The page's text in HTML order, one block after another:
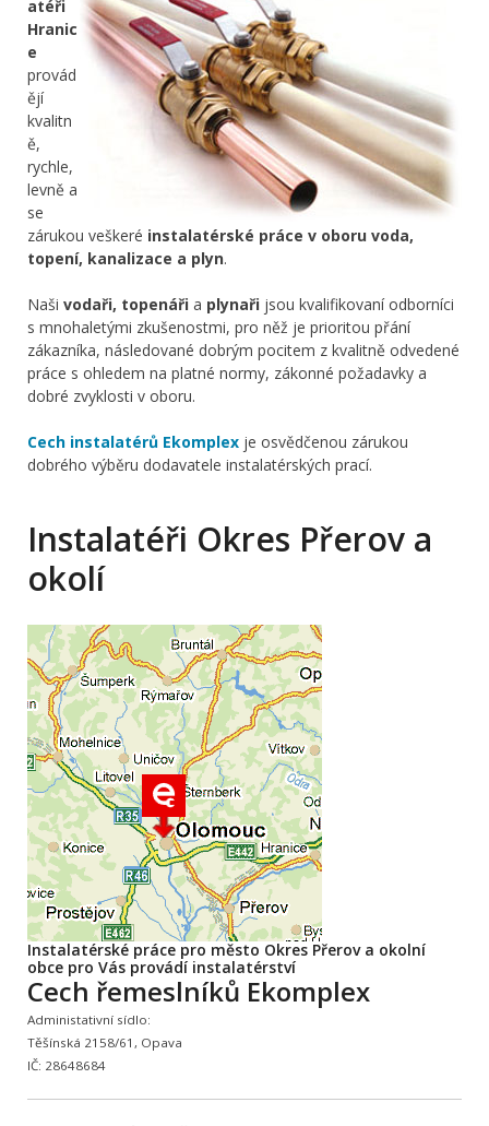
atéři
Hranic
e
provád
ějí
kvalitn
ě,
rychle,
levně a
se
zárukou veškeré instalatérské práce v oboru voda,
topení, kanalizace a plyn.
Naši vodaři, topenáři a plynaři jsou kvalifikovaní odborníci
s mnohaletými zkušenostmi, pro něž je prioritou přání
zákazníka, následované dobrým pocitem z kvalitně odvedené
práce s ohledem na platné normy, zákonné požadavky a
dobré zvyklosti v oboru.
Cech instalatérů Ekomplex je osvědčenou zárukou
dobrého výběru dodavatele instalatérských prací.
Instalatéři Okres Přerov a
okolí
Instalatérské práce pro město Okres Přerov a okolní
obce pro Vás provádí instalatérství
Cech řemeslníků Ekomplex
Administativní sídlo:
Těšínská 2158/61, Opava
IČ: 28648684